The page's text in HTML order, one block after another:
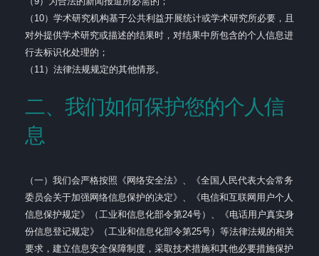
（10）学术研究机构基于公共利益开展统计或学术研究所必要，且
对外提供学术研究或描述的结果时，对结果中所包含的个人信息进
行去标识化处理的；
（11）法律法规规定的其他情形。
二、我们如何保护您的个人信
息
（一）我们会严格按照《网络安全法》、《全国人民代表大会常务
委员会关于加强网络信息保护的决定》、《电信和互联网用户个人
信息保护规定》（工业和信息化部令第24号）、《电话用户真实身
份信息登记规定》（工业和信息化部令第25号）等法律法规的相关
要求，建立信息安全保障制度，采取技术措施和其他必要措施保护